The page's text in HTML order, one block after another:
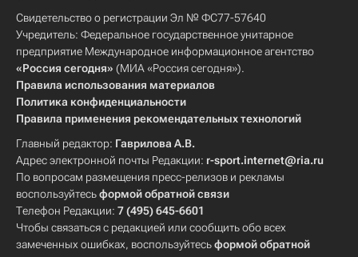
Свидетельство о регистрации Эл № ФС77-57640
Учредитель: Федеральное государственное унитарное
предприятие Международное информационное агентство
«Россия сегодня» (МИА «Россия сегодня»).
Правила использования материалов
Политика конфиденциальности
Правила применения рекомендательных технологий
Главный редактор: Гаврилова А.В.
Адрес электронной почты Редакции: r-sport.internet@ria.ru
По вопросам размещения пресс-релизов и рекламы
воспользуйтесьформой обратной связи
Телефон Редакции: 7 (495) 645-6601
Чтобы связаться с редакцией или сообщить обо всех
замеченных ошибках, воспользуйтесьформой обратной